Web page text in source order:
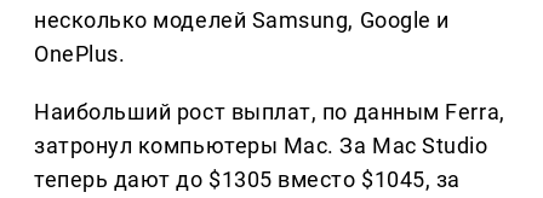
несколько моделей Samsung, Google и
OnePlus.
Наибольший рост выплат, по данным Ferra,
затронул компьютеры Mac. За Mac Studio
теперь дают до $1305 вместо $1045, за